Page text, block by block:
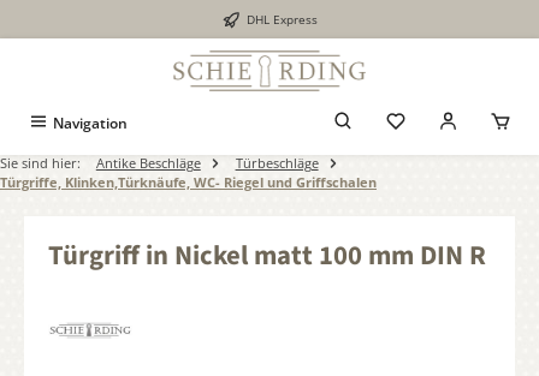
DHL Express
Navigation
Sie sind hier: Antike Beschläge
Türbeschläge
Türgriffe, Klinken,Türknäufe, WC- Riegel und Griffschalen
Türgriff in Nickel matt 100 mm DIN R